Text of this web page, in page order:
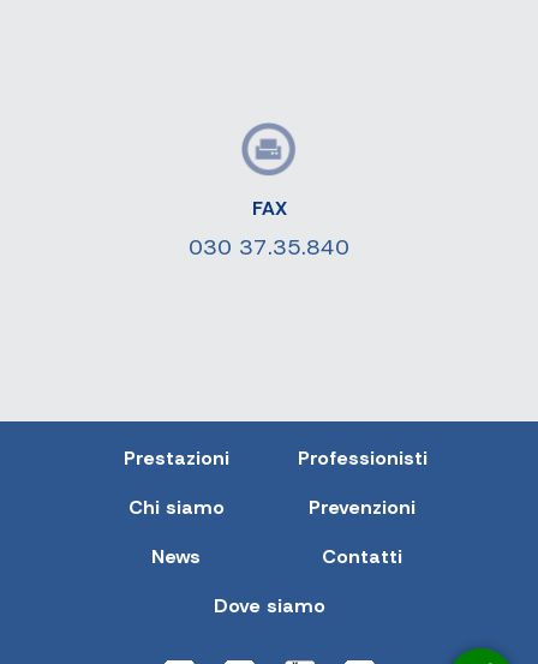
FAX
030 37.35.840
Prestazioni
Professionisti
Chi siamo
Prevenzioni
News
Contatti
Dove siamo